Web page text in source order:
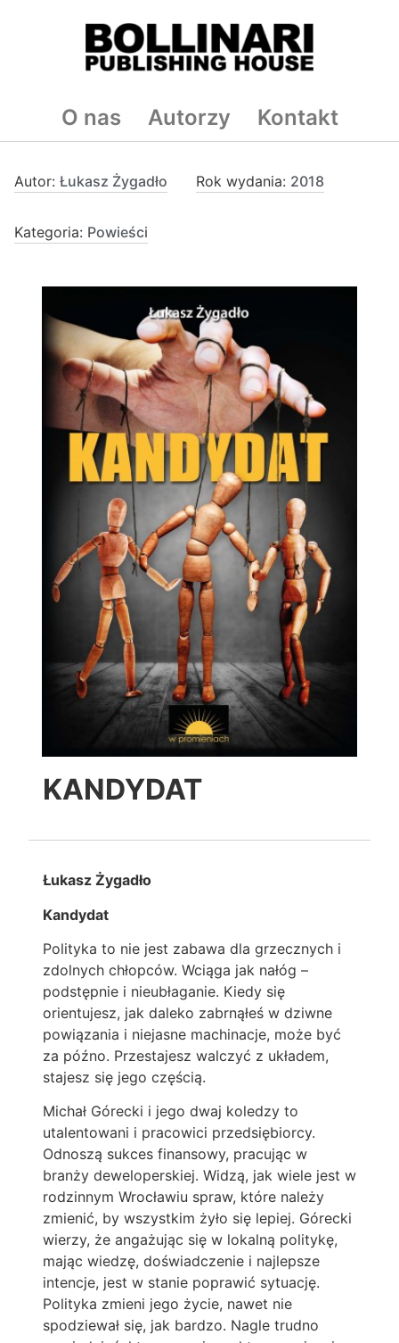
O nas Autorzy Kontakt
Autor: Łukasz Żygadło Rok wydania: 2018
Kategoria: Powieści
KANDYDAT
Łukasz Żygadło
Kandydat
Polityka to nie jest zabawa dla grzecznych i
zdolnych chłopców. Wciąga jak nałóg –
podstępnie i nieubłaganie. Kiedy się
orientujesz, jak daleko zabrnąłeś w dziwne
powiązania i niejasne machinacje, może być
za późno. Przestajesz walczyć z układem,
stajesz się jego częścią.
Michał Górecki i jego dwaj koledzy to
utalentowani i pracowici przedsiębiorcy.
Odnoszą sukces finansowy, pracując w
branży deweloperskiej. Widzą, jak wiele jest w
rodzinnym Wrocławiu spraw, które należy
zmienić, by wszystkim żyło się lepiej. Górecki
wierzy, że angażując się w lokalną politykę,
mając wiedzę, doświadczenie i najlepsze
intencje, jest w stanie poprawić sytuację.
Polityka zmieni jego życie, nawet nie
spodziewał się, jak bardzo. Nagle trudno